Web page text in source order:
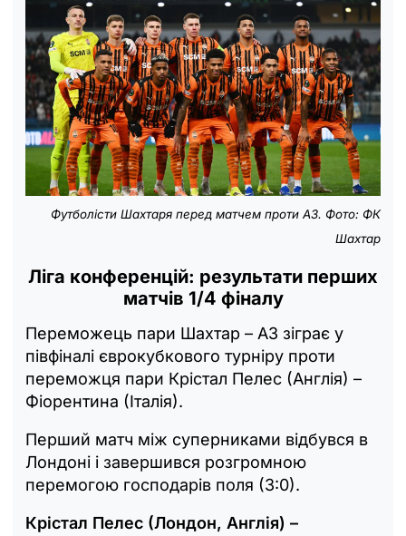
Футболісти Шахтаря перед матчем проти АЗ. Фото: ФК
Шахтар
Ліга конференцій: результати перших
матчів 1/4 фіналу
Переможець пари Шахтар – АЗ зіграє у
півфіналі єврокубкового турніру проти
переможця пари Крістал Пелес (Англія) –
Фіорентина (Італія).
Перший матч між суперниками відбувся в
Лондоні і завершився розгромною
перемогою господарів поля (3:0).
Крістал Пелес (Лондон, Англія) –